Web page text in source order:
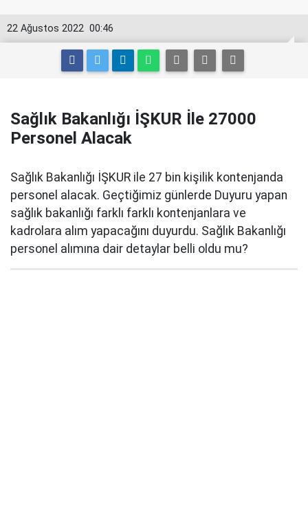
00:46
22 Ağustos 2022
Sağlık Bakanlığı İŞKUR İle 27000
Personel Alacak
Sağlık Bakanlığı İŞKUR ile 27 bin kişilik kontenjanda
personel alacak. Geçtiğimiz günlerde Duyuru yapan
sağlık bakanlığı farklı farklı kontenjanlara ve
kadrolara alım yapacağını duyurdu. Sağlık Bakanlığı
personel alımına dair detaylar belli oldu mu?